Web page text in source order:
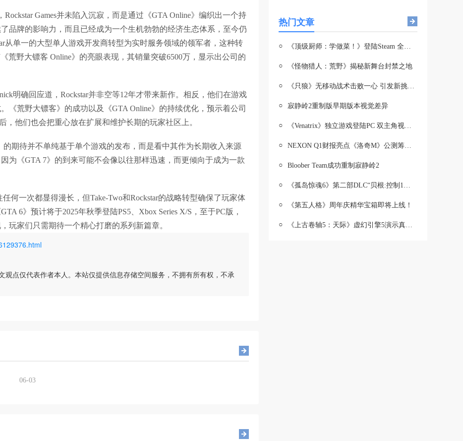
Games并未陷入沉寂，而是通过《GTA Online》编织出一个持
品牌的影响力，而且已经成为一个生机勃勃的经济生态体系，至今仍
从单一的大型单人游戏开发商转型为实时服务领域的领军者，这种转
荒野大镖客 Online》的亮眼表现，其销量突破6500万，显示出公司的
明确回应道，Rockstar并非空等12年才带来新作。相反，他们在游戏
《荒野大镖客》的成功以及《GTA Online》的持续优化，预示着公司
，他们也会把重心放在扩展和维护长期的玩家社区上。
的期待并不单纯基于单个游戏的发布，而是看中其作为长期收入来源
为《GTA 7》的到来可能不会像以往那样迅速，而更倾向于成为一款
何一次都显得漫长，但Take-Two和Rockstar的战略转型确保了玩家体
6》预计将于2025年秋季登陆PS5、Xbox Series X/S，至于PC版，
玩家们只需期待一个精心打磨的系列新篇章。
观点仅代表作者本人。本站仅提供信息存储空间服务，不拥有所有权，不承
06-03
热门文章
○ 《顶级厨师：学做菜！》登陆Steam 全球烹饪盛宴开启
○ 《怪物猎人：荒野》揭秘新舞台封禁之地
○ 《只狼》无移动战术击败一心 引发新挑战热潮
○ 寂静岭2重制版早期版本视觉差异
○ 《Venatrix》独立游戏登陆PC 双主角视角引热议
○ NEXON Q1财报亮点《洛奇M》公测筹备中年内有望与玩家见面
○ Bloober Team成功重制寂静岭2
○ 《孤岛惊魂6》第二部DLC“贝根:控制1月11日推出
○ 《第五人格》周年庆精华宝箱即将上线！
○ 《上古卷轴5：天际》虚幻引擎5演示真实的溪木镇